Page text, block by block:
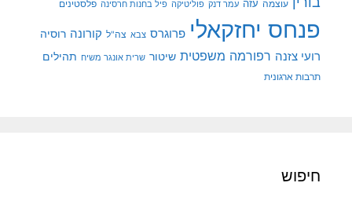
עוצמה עזה עמר דנק פוליטיקה פיל בחנות חרסינה פלסטינים
פנחס יחזקאלי פרוגרס צבא צה"ל קורונה רוסיה
רועי צזנה רפורמה משפטית שיטור שרית אונגר משיח תהילים
תרבות ארגונית
חיפוש